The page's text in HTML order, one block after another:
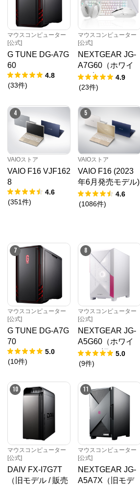
マウスコンピューター
[公式]
G TUNE DG-A7G
60
4.8
(33件)
マウスコンピューター
[公式]
NEXTGEAR JG-
A7G60（ホワイ
ト5点セット）
4.9
(23件)
4
VAIOストア
VAIO F16 VJF162
8
4.6
(351件)
5
VAIOストア
VAIO F16 (2023
年6月発売モデル)
VJF1618
4.6
(1086件)
7
マウスコンピューター
[公式]
G TUNE DG-A7G
70
5.0
(10件)
8
マウスコンピューター
[公式]
NEXTGEAR JG-
A5G60（ホワイ
ト）（旧モデル /
販売終了）
5.0
(9件)
10
マウスコンピューター
[公式]
DAIV FX-I7G7T
（旧モデル / 販売
11
マウスコンピューター
[公式]
NEXTGEAR JG-
A5A7X（旧モデ